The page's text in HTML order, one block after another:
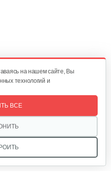
на нашем сайте, Вы
технологий и
ВСЕ